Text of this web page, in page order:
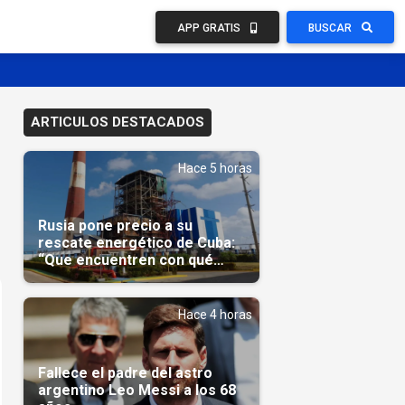
APP GRATIS BUSCAR
ARTICULOS DESTACADOS
Hace 5 horas
Rusia pone precio a su
rescate energético de Cuba:
“Que encuentren con qué
pagarnos”
Hace 4 horas
Fallece el padre del astro
argentino Leo Messi a los 68